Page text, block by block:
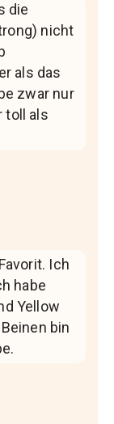
die
nicht
als das
zwar nur
toll als
Ich
habe
Yellow
bin